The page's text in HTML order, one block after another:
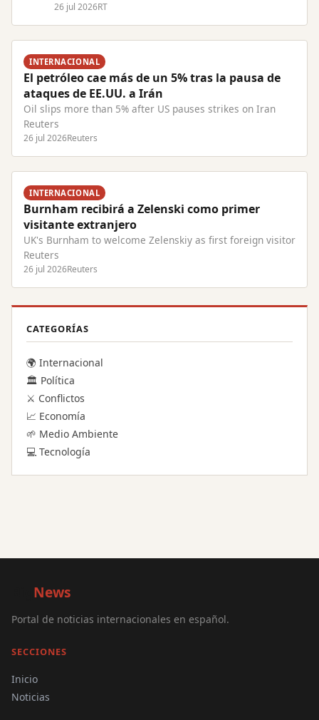
behalf Read Full Article at RT.com
26 jul 2026RT
INTERNACIONAL
El petróleo cae más de un 5% tras la pausa de
ataques de EE.UU. a Irán
Oil slips more than 5% after US pauses strikes on Iran
Reuters
26 jul 2026Reuters
INTERNACIONAL
Burnham recibirá a Zelenski como primer
visitante extranjero
UK's Burnham to welcome Zelenskiy as first foreign visitor
Reuters
26 jul 2026Reuters
CATEGORÍAS
🌍 Internacional
🏛️ Política
⚔️ Conflictos
📈 Economía
🌱 Medio Ambiente
💻 Tecnología
News
Portal de noticias internacionales en español.
SECCIONES
Inicio
Noticias